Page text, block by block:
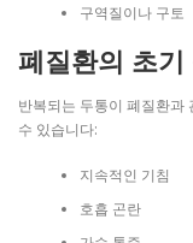
구역질이나 구토
폐질환의 초기
반복되는 두통이 폐질환과
수 있습니다:
지속적인 기침
호흡 곤란